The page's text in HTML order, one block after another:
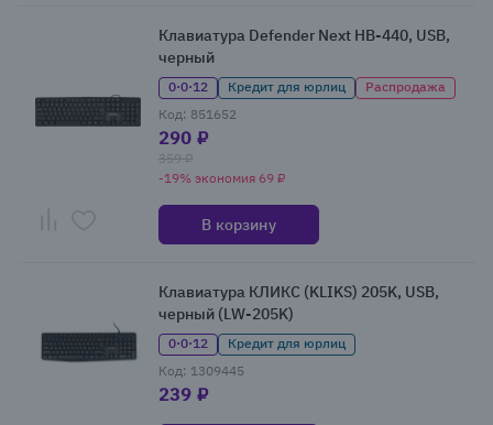
Клавиатура Defender Next HB-440, USB,
черный
0·0·12 Кредит для юрлиц
Распродажа
Код: 851652
290 ₽
359 ₽
-19% экономия 69 ₽
В корзину
Клавиатура КЛИКС (KLIKS) 205K, USB,
черный (LW-205K)
0·0·12
Кредит для юрлиц
Код: 1309445
239 ₽